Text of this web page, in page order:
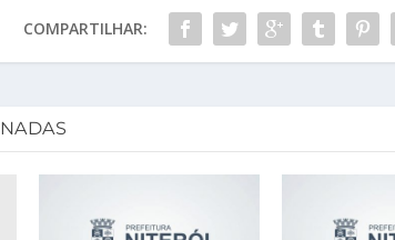
COMPARTILHAR: